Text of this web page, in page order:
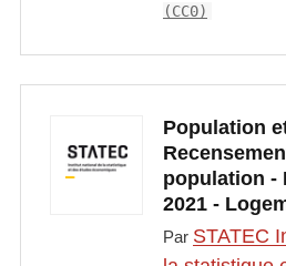
(CC0)
Population
population -
2021 -
Par STATEC